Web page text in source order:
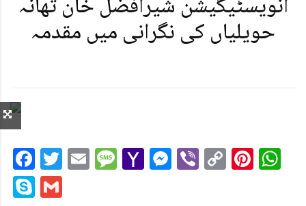
حویلیاں کی نگرانی میں مقدمہ
Facebook
Twitter
EmailMessage
Yahoo
Mail
Messenger
ViberCopy
Link
Skype